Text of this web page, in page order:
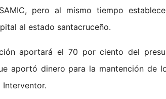
pero al mismo tiempo
al estado santacruceño.
aportará el 70 por ciento del
aportó dinero para la mantención de
Interventor.